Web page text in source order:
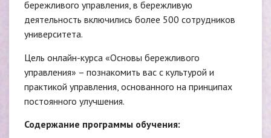
бережливого управления, в бережливую
деятельность включились более 500 сотрудников
университета.
Цель онлайн-курса «Основы бережливого
управления» – познакомить вас с культурой и
практикой управления, основанного на принципах
постоянного улучшения.
Содержание программы обучения: